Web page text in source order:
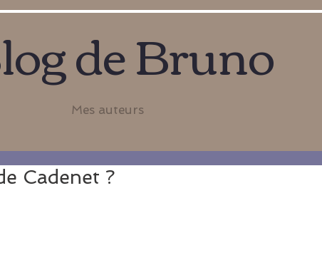
Mes auteurs
de Bruno
Cadenet ?